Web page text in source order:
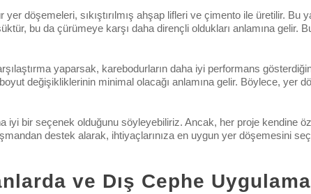
döşemeleri, sıkıştırılmış ahşap lifleri ve çimento ile üretilir. Bu
bu da çürümeye karşı daha dirençli oldukları anlamına gelir.
yaparsak, karebodurların daha iyi performans
boyut değişikliklerinin minimal olacağı anlamına gelir. Böylece, yer
iyi bir seçenek olduğunu söyleyebiliriz. Ancak, her proje kendine
destek alarak, ihtiyaçlarınıza en uygun yer döşemesini
ve Dış Cephe